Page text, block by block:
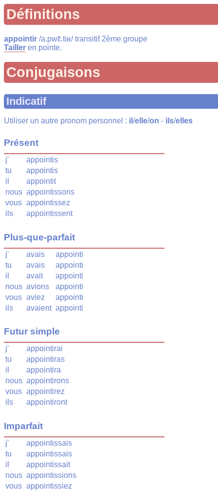
Définitions
appointir /a.pwɛ̃.tiʁ/ transitif 2ème groupe
Tailler en pointe.
Conjugaisons
Indicatif
Utiliser un autre pronom personnel : il /elle/on - ils/elles
Présent
j'
appointis
tu
appointis
il
appointit
nous appointissons
vous appointissez
ils
appointissent
Plus-que-parfait
j' avais
appointi
tu
avais
appointi
il
avait
appointi
nous avions
appointi
vous aviez
appointi
ils
avaient appointi
Futur simple
j'
appointirai
tu
appointiras
il
appointira
nous appointirons
vous appointirez
ils
appointiront
Imparfait
j'
appointissais
tu
appointissais
il
appointissait
nous appointissions
vous appointissiez